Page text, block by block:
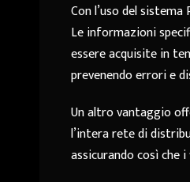
Con l’uso del
Le informazioni
essere acquisite in
prevenendo errori e
Un altro vantaggio
l’intera rete di
assicurando così che